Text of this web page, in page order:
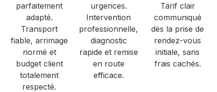
parfaitement
adapté.
Transport
fiable, arrimage
normé et
budget client
totalement
respecté.
urgences.
Intervention
professionnelle,
diagnostic
rapide et remise
en route
efficace.
Tarif clair
communiqué
dès la prise de
rendez-vous
initiale, sans
frais cachés.